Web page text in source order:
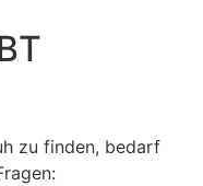
zu finden, bedarf